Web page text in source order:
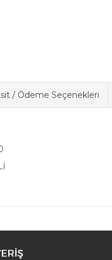
/ Ödeme Seçenekleri